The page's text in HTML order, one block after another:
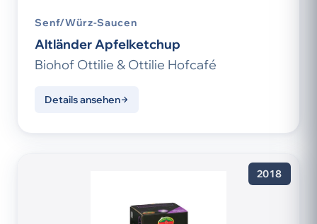
Senf/Würz-Saucen
Altländer Apfelketchup
Biohof Ottilie & Ottilie Hofcafé
Details ansehen
2018